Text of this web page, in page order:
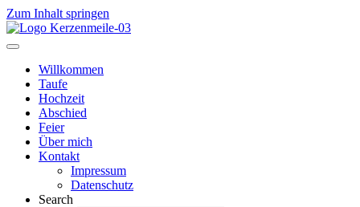
Zum Inhalt springen
Willkommen
Taufe
Hochzeit
Abschied
Feier
Über mich
Kontakt
Impressum
Datenschutz
Search